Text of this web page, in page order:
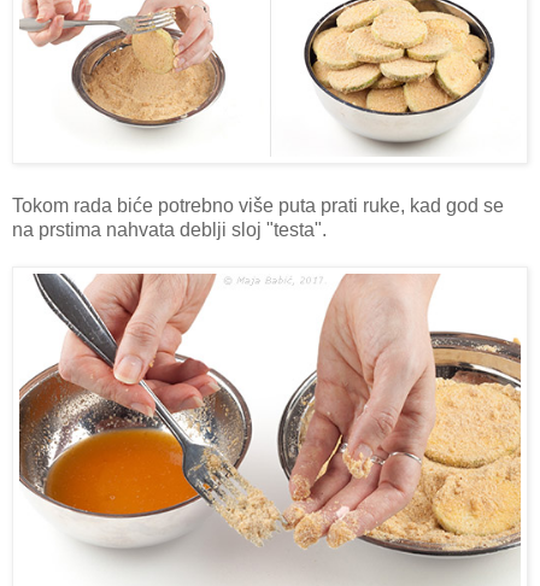
Tokom rada biće potrebno više puta prati ruke, kad god se
na prstima nahvata deblji sloj "testa".